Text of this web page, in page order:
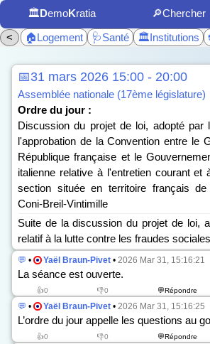
🏛️DemoKratia 🔎Chercher
<
🏠Logement 🩺Santé 🏛️Institutions
📅31 mars 2026 15:00 - 20:00
Assemblée nationale (17ème législature)
Ordre du jour :
Discussion du projet de loi, adopté par
l'approbation de la Convention entre le
République française et le
italienne relative à l'entretien courant et
section située en territoire français
Coni-Breil-Vintimille
Suite de la discussion du projet de loi,
relatif à la lutte contre les fraudes
💬 • Yaël Braun-Pivet • 2026 Mar 31, 15:16:21
La séance est ouverte.
👍0 👎0 💬Répondre
💬 • Yaël Braun-Pivet • 2026 Mar 31, 15:16:25
L’ordre du jour appelle les questions au
👍0 👎0 💬Répondre